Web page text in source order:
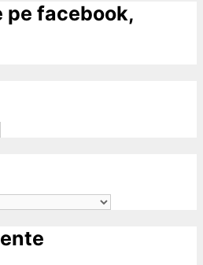
facebook,